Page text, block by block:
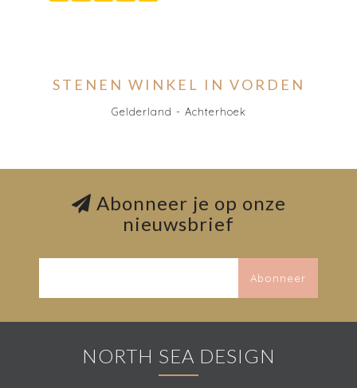
STENEN WINKEL IN VORDEN
Gelderland - Achterhoek
Abonneer je op onze
nieuwsbrief
Abonneer
NORTH SEA DESIGN